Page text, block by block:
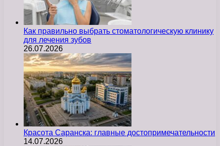
Как правильно выбрать стоматологическую клинику
для лечения зубов
26.07.2026
Красота Саранска: главные достопримечательности
14.07.2026